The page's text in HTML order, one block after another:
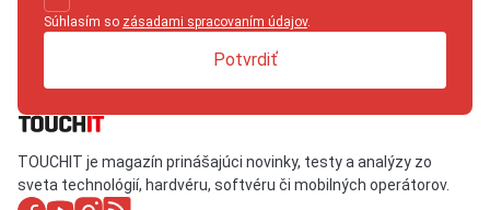
Súhlasím so zásadami spracovaním údajov.
Potvrdiť
TOUCHIT je magazín prinášajúci novinky, testy a analýzy zo
sveta technológií, hardvéru, softvéru či mobilných operátorov.